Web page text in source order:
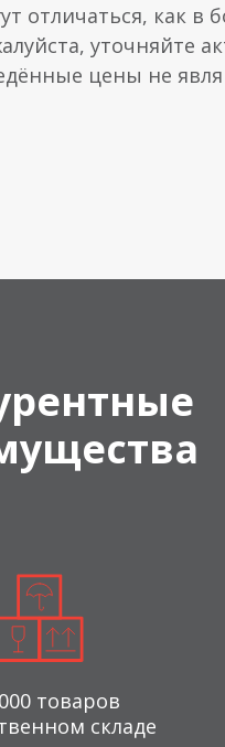
отличаться, как в
уточняйте
цены не
товаров
складе